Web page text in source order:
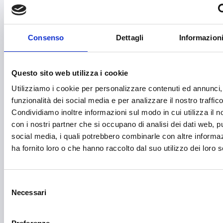
Consenso Dettagli
Questo sito web utilizza i cookie
Utilizziamo i cookie per personalizzare contenuti ed
funzionalità dei social media e per analizzare il nostro
Condividiamo inoltre informazioni sul modo in cui utilizza il
con i nostri partner che si occupano di analisi dei dati web,
social media, i quali potrebbero combinarle con altre
ha fornito loro o che hanno raccolto dal suo utilizzo dei loro
delNecessari
Educazione e istruzione
Energie Rinnovabili
Farmaceutico
Farmacia e/o chimica
Festival e mostre
Fiere ed eventi
Giustizia e sicurezza